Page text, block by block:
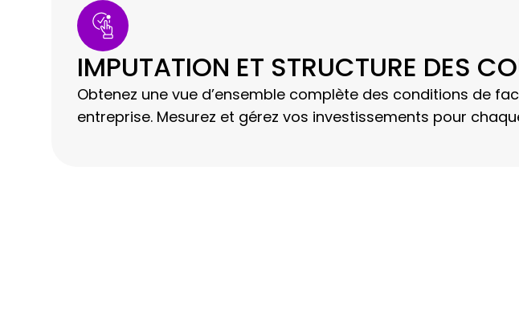
IMPUTATION ET STRUCTURE DES
Obtenez une vue d’ensemble complète des conditions de
entreprise. Mesurez et gérez vos investissements pour